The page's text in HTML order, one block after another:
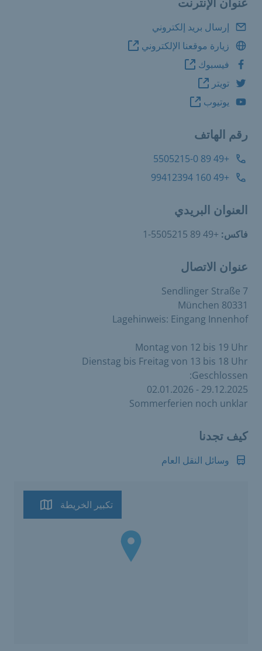
إرسال بريد إلكتروني
زيارة موقعنا الإلكتروني
فيسبوك
تويتر
يوتيوب
رقم الهاتف
+49 89 5505215-0
+49 160 99412394
العنوان البريدي
فاكس: +49 89 5505215-1
عنوان الاتصال
Sendlinger Straße 7
80331 München
Lagehinweis: Eingang Innenhof
Montag von 12 bis 19 Uhr
Dienstag bis Freitag von 13 bis 18 Uhr
Geschlossen:
29.12.2025 - 02.01.2026
Sommerferien noch unklar
كيف تجدنا
وسائل النقل العام
تكبير الخريطة